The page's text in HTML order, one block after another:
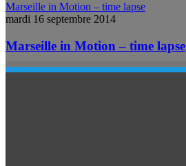
Marseille in Motion – time lapse
mardi 16 septembre 2014
Marseille in Motion – time lapse